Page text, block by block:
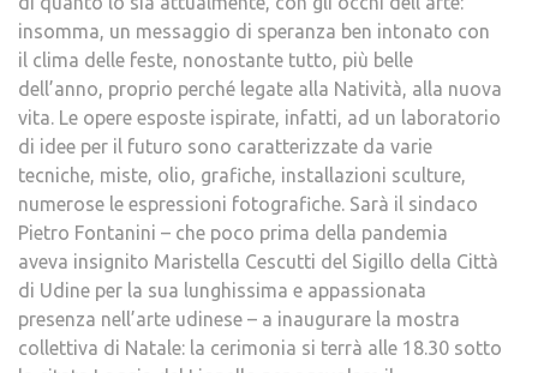
insomma, un messaggio di speranza ben intonato con
il clima delle feste, nonostante tutto, più belle
dell’anno, proprio perché legate alla Natività, alla nuova
vita. Le opere esposte ispirate, infatti, ad un laboratorio
di idee per il futuro sono caratterizzate da varie
tecniche, miste, olio, grafiche, installazioni sculture,
numerose le espressioni fotografiche. Sarà il sindaco
Pietro Fontanini – che poco prima della pandemia
aveva insignito Maristella Cescutti del Sigillo della Città
di Udine per la sua lunghissima e appassionata
presenza nell’arte udinese – a inaugurare la mostra
collettiva di Natale: la cerimonia si terrà alle 18.30 sotto